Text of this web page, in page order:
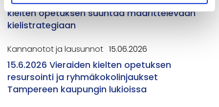
kielten opetuksen suuntaa määrittelevään
kielistrategiaan
Kannanotot ja lausunnot 15.06.2026
15.6.2026 Vieraiden kielten opetuksen
resursointi ja ryhmäkokolinjaukset
Tampereen kaupungin lukioissa